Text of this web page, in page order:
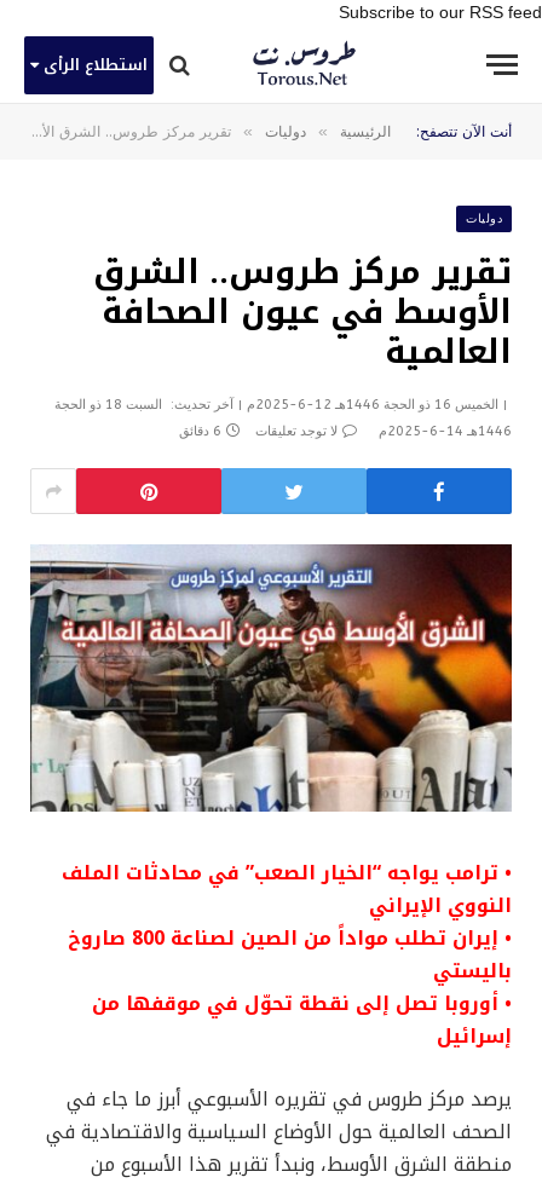
Subscribe to our RSS feed
استطلاع الرأى
أنت الآن تتصفح: الرئيسية » دوليات » تقرير مركز طروس.. الشرق الأوسط في عيون الصحافة العالمية
دوليات
تقرير مركز طروس.. الشرق
الأوسط في عيون الصحافة
العالمية
الخميس 16 ذو الحجة 1446هـ 12-6-2025م آخر تحديث:
السبت 18 ذو الحجة
1446هـ 14-6-2025م
لا توجد تعليقات 6 دقائق
• ترامب يواجه “الخيار الصعب” في محادثات الملف
النووي الإيراني
• إيران تطلب مواداً من الصين لصناعة 800 صاروخ
باليستي
• أوروبا تصل إلى نقطة تحوّل في موقفها من
إسرائيل
يرصد مركز طروس في تقريره الأسبوعي أبرز ما جاء في
الصحف العالمية حول الأوضاع السياسية والاقتصادية في
منطقة الشرق الأوسط، ونبدأ تقرير هذا الأسبوع من